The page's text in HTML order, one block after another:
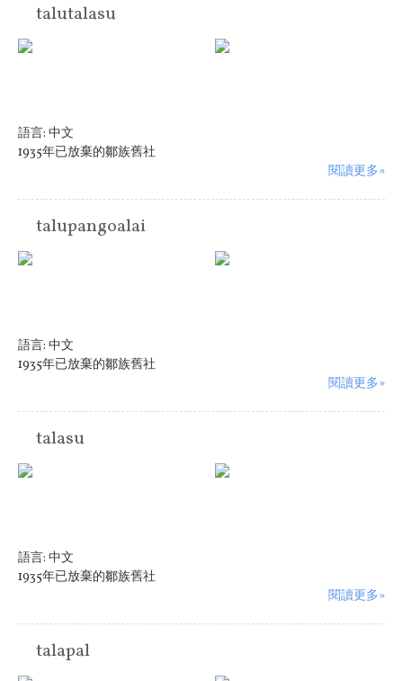
talutalasu
語言: 中文
1935年已放棄的鄒族舊社
閱讀更多»
talupangoalai
語言: 中文
1935年已放棄的鄒族舊社
閱讀更多»
talasu
語言: 中文
1935年已放棄的鄒族舊社
閱讀更多»
talapal